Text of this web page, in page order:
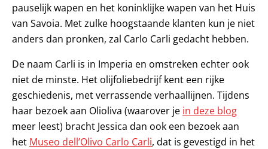
pauselijk wapen en het koninklijke wapen van het Huis
van Savoia. Met zulke hoogstaande klanten kun je niet
anders dan pronken, zal Carlo Carli gedacht hebben.
De naam Carli is in Imperia en omstreken echter ook
niet de minste. Het olijfoliebedrijf kent een rijke
geschiedenis, met verrassende verhaallijnen. Tijdens
haar bezoek aan Olioliva (waarover je in deze blog
meer leest) bracht Jessica dan ook een bezoek aan
het Museo dell’Olivo Carlo Carli, dat is gevestigd in het